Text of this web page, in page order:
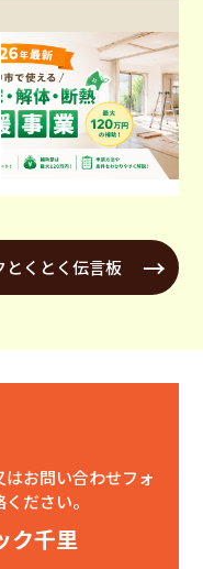
とくとく伝言板
お問い合わせフォ
ださい。
ク千里